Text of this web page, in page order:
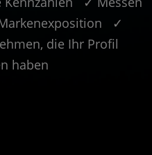
✓
die Ihr Profil
haben